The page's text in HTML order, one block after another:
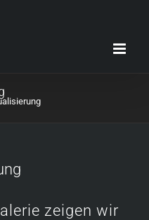
zeigen wir